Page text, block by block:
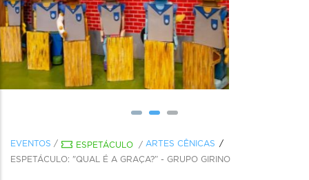
EVENTOS / ESPETÁCULO / ARTES CÊNICAS
ESPETÁCULO: "QUAL É A GRAÇA?” - GRUPO GIRINO